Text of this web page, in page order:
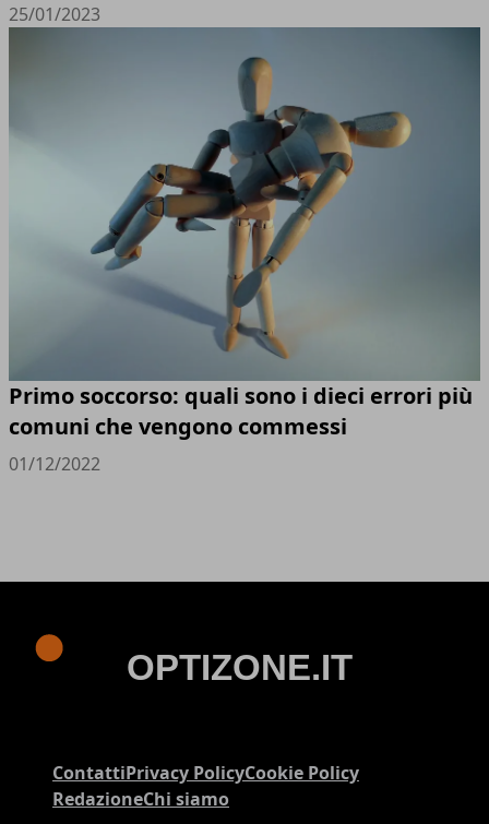
25/01/2023
Primo soccorso: quali sono i dieci errori più
comuni che vengono commessi
01/12/2022
ContattiPrivacy PolicyCookie Policy
RedazioneChi siamo